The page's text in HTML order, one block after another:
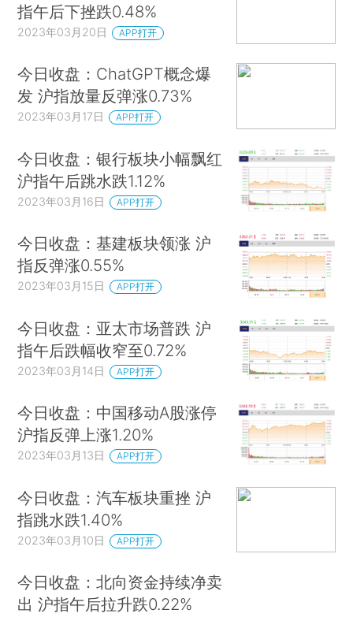
指午后下挫跌0.48%
2023年03月20日 APP打开
今日收盘：ChatGPT概念爆
发 沪指放量反弹涨0.73%
2023年03月17日 APP打开
今日收盘：银行板块小幅飘红
沪指午后跳水跌1.12%
2023年03月16日 APP打开
今日收盘：基建板块领涨 沪
指反弹涨0.55%
2023年03月15日 APP打开
今日收盘：亚太市场普跌 沪
指午后跌幅收窄至0.72%
2023年03月14日 APP打开
今日收盘：中国移动A股涨停
沪指反弹上涨1.20%
2023年03月13日 APP打开
今日收盘：汽车板块重挫 沪
指跳水跌1.40%
2023年03月10日 APP打开
今日收盘：北向资金持续净卖
出 沪指午后拉升跌0.22%